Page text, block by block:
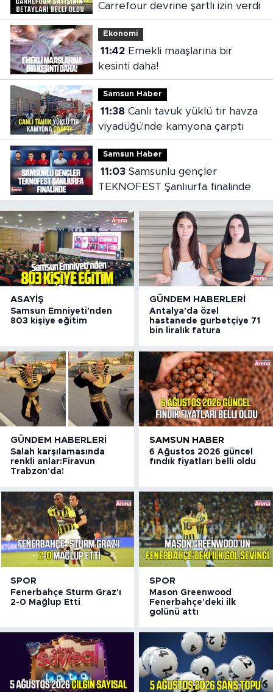
Carrefour devrine şartlı izin verdi
Ekonomi
11:42Emekli maaşlarına bir
kesinti daha!
Samsun Haber
11:38Canlı tavuk yüklü tır havza
viyadüğü'nde kamyona çarptı
Samsun Haber
11:03Samsunlu gençler
TEKNOFEST Şanlıurfa finalinde
ASAYIŞ
Samsun Emniyeti'nden
803 kişiye eğitim
GÜNDEM HABERLERI
Antalya'da özel
hastanede gurbetçiye 71
bin liralık fatura
GÜNDEM HABERLERI
Salah karşılamasında
renkli anlar:Firavun
Trabzon'da!
SAMSUN HABER
6 Ağustos 2026 güncel
fındık fiyatları belli oldu
SPOR
Fenerbahçe Sturm Graz'ı
2-0 Mağlup Etti
SPOR
Mason Greenwood
Fenerbahçe'deki ilk
golünü attı